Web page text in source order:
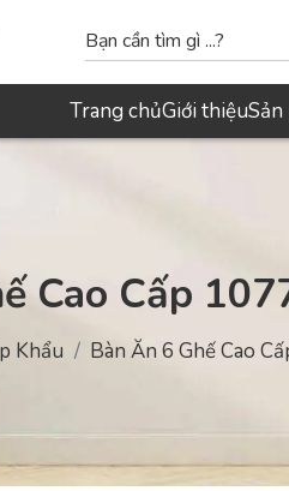
Trang chủGiới thiệuSản
Cao Cấp
Khẩu Bàn Ăn 6 Ghế Cao